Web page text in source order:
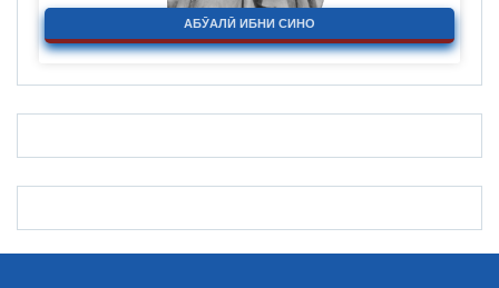
АБӮАЛӢ ИБНИ СИНО